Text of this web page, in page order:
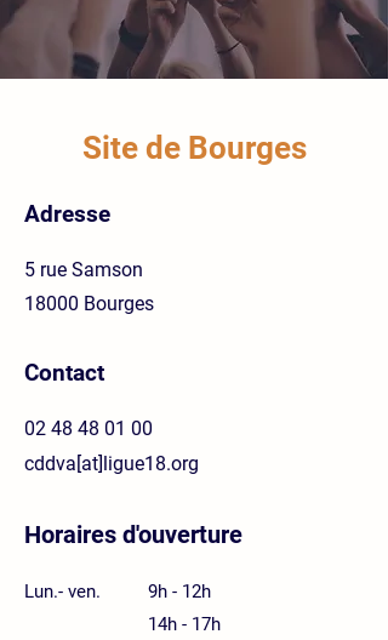
Site de Bourges
Adresse
5 rue Samson
18000 Bourges
Contact
02 48 48 01 00
cddva[at]ligue18.org
Horaires d'ouverture
Lun.- ven.
9h - 12h
14h - 17h